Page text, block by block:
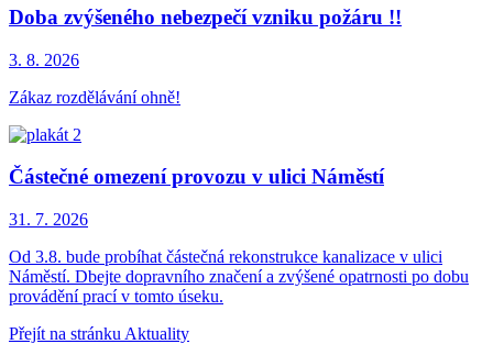
Doba zvýšeného nebezpečí vzniku požáru !!
3. 8. 2026
Zákaz rozdělávání ohně!
Částečné omezení provozu v ulici Náměstí
31. 7. 2026
Od 3.8. bude probíhat částečná rekonstrukce kanalizace v ulici
Náměstí. Dbejte dopravního značení a zvýšené opatrnosti po dobu
provádění prací v tomto úseku.
Přejít na stránku Aktuality